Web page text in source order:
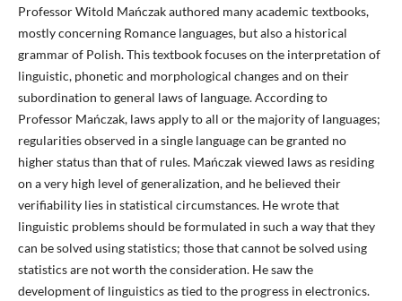
Professor Witold Mańczak authored many academic textbooks,
mostly concerning Romance languages, but also a historical
grammar of Polish. This textbook focuses on the interpretation of
linguistic, phonetic and morphological changes and on their
subordination to general laws of language. According to
Professor Mańczak, laws apply to all or the majority of languages;
regularities observed in a single language can be granted no
higher status than that of rules. Mańczak viewed laws as residing
on a very high level of generalization, and he believed their
verifiability lies in statistical circumstances. He wrote that
linguistic problems should be formulated in such a way that they
can be solved using statistics; those that cannot be solved using
statistics are not worth the consideration. He saw the
development of linguistics as tied to the progress in electronics.